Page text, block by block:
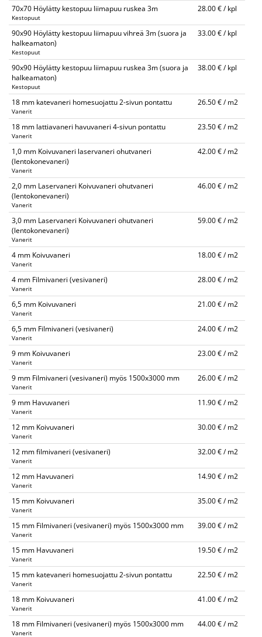
70x70 Höylätty kestopuu liimapuu ruskea 3m
Kestopuut
28.00 € / kpl
90x90 Höylätty kestopuu liimapuu vihreä 3m (suora ja
halkeamaton)
Kestopuut
33.00 € / kpl
90x90 Höylätty kestopuu liimapuu ruskea 3m (suora ja
halkeamaton)
Kestopuut
38.00 € / kpl
18 mm katevaneri homesuojattu 2-sivun pontattu
Vanerit
26.50 € / m2
18 mm lattiavaneri havuvaneri 4-sivun pontattu
Vanerit
23.50 € / m2
1,0 mm Koivuvaneri laservaneri ohutvaneri
(lentokonevaneri)
Vanerit
42.00 € / m2
2,0 mm Laservaneri Koivuvaneri ohutvaneri
(lentokonevaneri)
Vanerit
46.00 € / m2
3,0 mm Laservaneri Koivuvaneri ohutvaneri
(lentokonevaneri)
Vanerit
59.00 € / m2
4 mm Koivuvaneri
Vanerit
18.00 € / m2
4 mm Filmivaneri (vesivaneri)
Vanerit
28.00 € / m2
6,5 mm Koivuvaneri
Vanerit
21.00 € / m2
6,5 mm Filmivaneri (vesivaneri)
Vanerit
24.00 € / m2
9 mm Koivuvaneri
Vanerit
23.00 € / m2
9 mm Filmivaneri (vesivaneri) myös 1500x3000 mm
Vanerit
26.00 € / m2
9 mm Havuvaneri
Vanerit
11.90 € / m2
12 mm Koivuvaneri
Vanerit
30.00 € / m2
12 mm filmivaneri (vesivaneri)
Vanerit
32.00 € / m2
12 mm Havuvaneri
Vanerit
14.90 € / m2
15 mm Koivuvaneri
Vanerit
35.00 € / m2
15 mm Filmivaneri (vesivaneri) myös 1500x3000 mm
Vanerit
39.00 € / m2
15 mm Havuvaneri
Vanerit
19.50 € / m2
15 mm katevaneri homesuojattu 2-sivun pontattu
Vanerit
22.50 € / m2
18 mm Koivuvaneri
Vanerit
41.00 € / m2
18 mm Filmivaneri (vesivaneri) myös 1500x3000 mm
Vanerit
44.00 € / m2